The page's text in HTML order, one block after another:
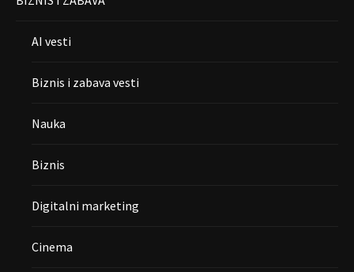
AI vesti
Biznis i zabava vesti
Nauka
Biznis
Digitalni marketing
Cinema